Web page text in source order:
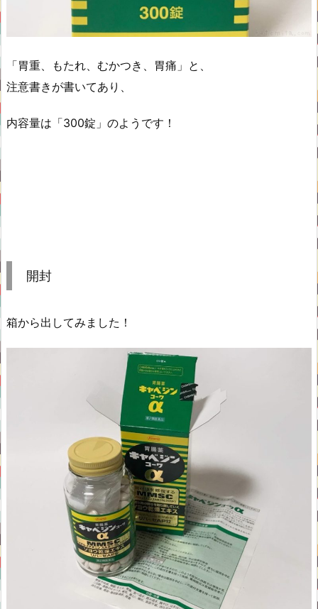
「胃重、もたれ、むかつき、胃痛」と、
注意書きが書いてあり、
内容量は「300錠」のようです！
開封
箱から出してみました！